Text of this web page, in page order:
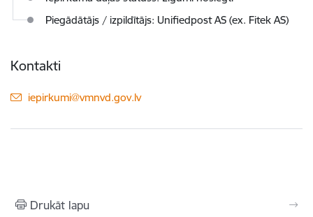
Piegādātājs / izpildītājs: Unifiedpost AS (ex. Fitek AS)
Kontakti
E-pasts:
iepirkumi@vmnvd.gov.lv
Drukāt lapu